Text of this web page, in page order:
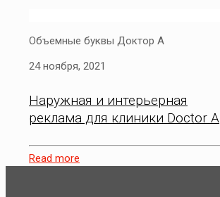
Объемные буквы Доктор А
24 ноября, 2021
Наружная и интерьерная
реклама для клиники Doctor А
Read more